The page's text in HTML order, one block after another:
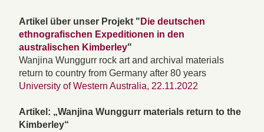
Artikel über unser Projekt " Die deutschen
ethnografischen Expeditionen in den
australischen Kimberley"
Wanjina Wunggurr rock art and archival materials
return to country from Germany after 80 years
University of Western Australia, 22.11.2022
Artikel: „Wanjina Wunggurr materials return to the
Kimberley“